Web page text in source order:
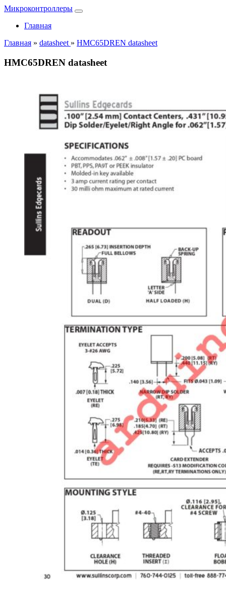
Микроконтроллеры
Главная
Главная » datasheet » HMC65DREN datasheet
HMC65DREN datasheet